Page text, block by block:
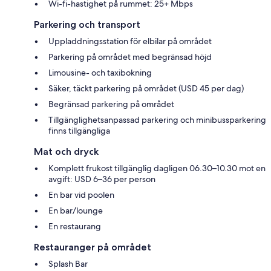
Wi-fi-hastighet på rummet: 25+ Mbps
Parkering och transport
Uppladdningsstation för elbilar på området
Parkering på området med begränsad höjd
Limousine- och taxibokning
Säker, täckt parkering på området (USD 45 per dag)
Begränsad parkering på området
Tillgänglighetsanpassad parkering och minibussparkering
finns tillgängliga
Mat och dryck
Komplett frukost tillgänglig dagligen 06.30–10.30 mot en
avgift: USD 6–36 per person
En bar vid poolen
En bar/lounge
En restaurang
Restauranger på området
Splash Bar